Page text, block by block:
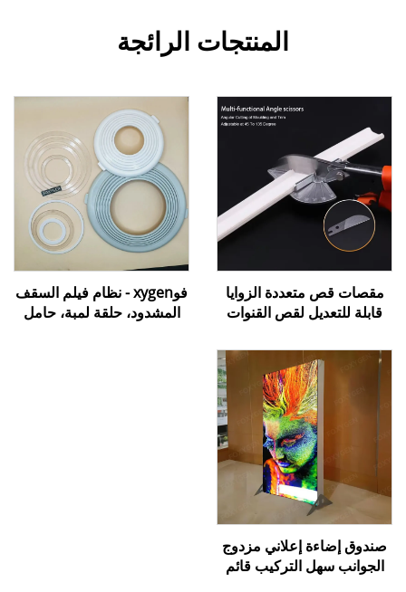
المنتجات الرائجة
مقصات قص متعددة الزوايا
قابلة للتعديل لقص القنوات
Shears) لتزيين حواف
الأسقف الممتدة
فوxygen - نظام فيلم السقف
المشدود، حلقة لمبة، حامل
صندوق إضاءة إعلاني مزدوج
الجوانب سهل التركيب قائم